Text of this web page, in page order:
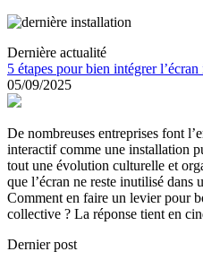
Dernière actualité
5 étapes pour bien intégrer
05/09/2025
De nombreuses entreprises font
interactif comme une installation
tout une évolution culturelle et
que l’écran ne reste inutilisé dans
Comment en faire un levier pour
collective ? La réponse tient en
Dernier post